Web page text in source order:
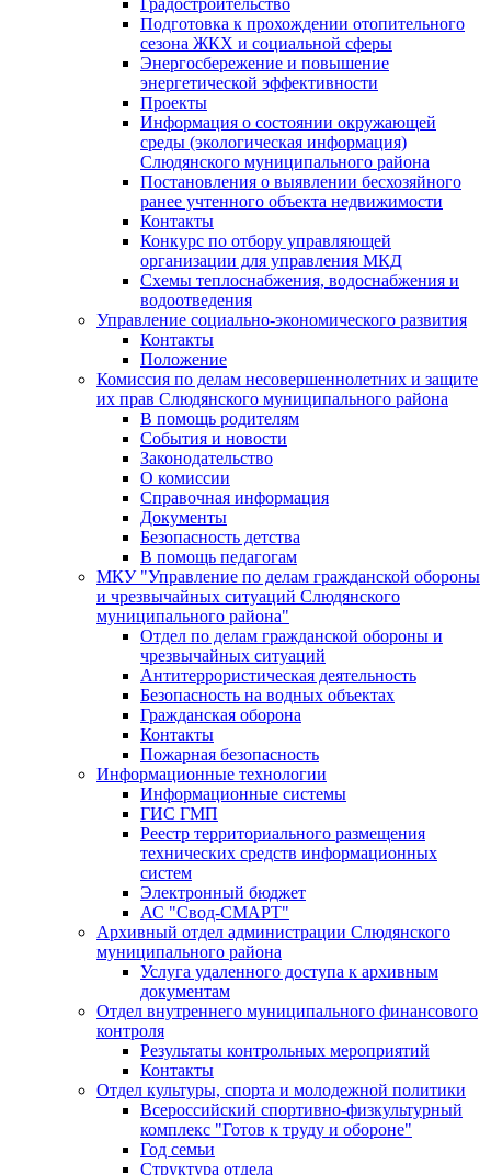
Градостроительство
Подготовка к прохождении отопительного
сезона ЖКХ и социальной сферы
Энергосбережение и повышение
энергетической эффективности
Проекты
Информация о состоянии окружающей
среды (экологическая информация)
Слюдянского муниципального района
Постановления о выявлении бесхозяйного
ранее учтенного объекта недвижимости
Контакты
Конкурс по отбору управляющей
организации для управления МКД
Схемы теплоснабжения, водоснабжения и
водоотведения
Управление социально-экономического развития
Контакты
Положение
Комиссия по делам несовершеннолетних и защите
их прав Слюдянского муниципального района
В помощь родителям
События и новости
Законодательство
О комиссии
Справочная информация
Документы
Безопасность детства
В помощь педагогам
МКУ "Управление по делам гражданской обороны
и чрезвычайных ситуаций Слюдянского
муниципального района"
Отдел по делам гражданской обороны и
чрезвычайных ситуаций
Антитеррористическая деятельность
Безопасность на водных объектах
Гражданская оборона
Контакты
Пожарная безопасность
Информационные технологии
Информационные системы
ГИС ГМП
Реестр территориального размещения
технических средств информационных
систем
Электронный бюджет
АС "Свод-СМАРТ"
Архивный отдел администрации Слюдянского
муниципального района
Услуга удаленного доступа к архивным
документам
Отдел внутреннего муниципального финансового
контроля
Результаты контрольных мероприятий
Контакты
Отдел культуры, спорта и молодежной политики
Всероссийский спортивно-физкультурный
комплекс "Готов к труду и обороне"
Год семьи
Структура отдела